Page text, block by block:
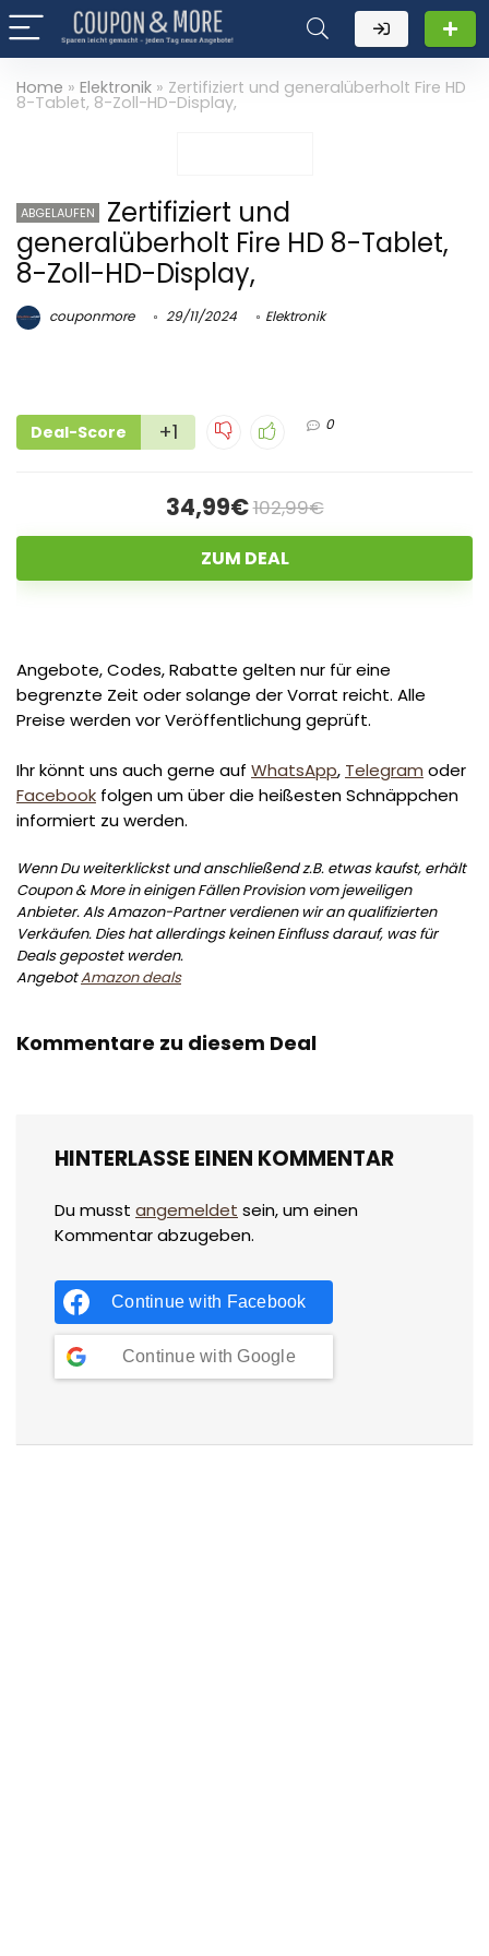
Home » Elektronik » Zertifiziert und generalüberholt Fire HD
8-Tablet, 8-Zoll-HD-Display,
ABGELAUFEN
Zertifiziert und
generalüberholt Fire HD 8-Tablet,
8-Zoll-HD-Display,
couponmore 29/11/2024 Elektronik
Deal-Score +1 0
34,99€102,99€
ZUM DEAL
Angebote, Codes, Rabatte gelten nur für eine
begrenzte Zeit oder solange der Vorrat reicht. Alle
Preise werden vor Veröffentlichung geprüft.
Ihr könnt uns auch gerne auf WhatsApp, Telegram oder
Facebook folgen um über die heißesten Schnäppchen
informiert zu werden.
Wenn Du weiterklickst und anschließend z.B. etwas kaufst, erhält
Coupon & More in einigen Fällen Provision vom jeweiligen
Anbieter. Als Amazon-Partner verdienen wir an qualifizierten
Verkäufen. Dies hat allerdings keinen Einfluss darauf, was für
Deals gepostet werden.
AngebotAmazon deals
Kommentare zu diesem Deal
HINTERLASSE EINEN KOMMENTAR
Du musst angemeldet sein, um einen
Kommentar abzugeben.
Continue with Facebook
Continue with Google